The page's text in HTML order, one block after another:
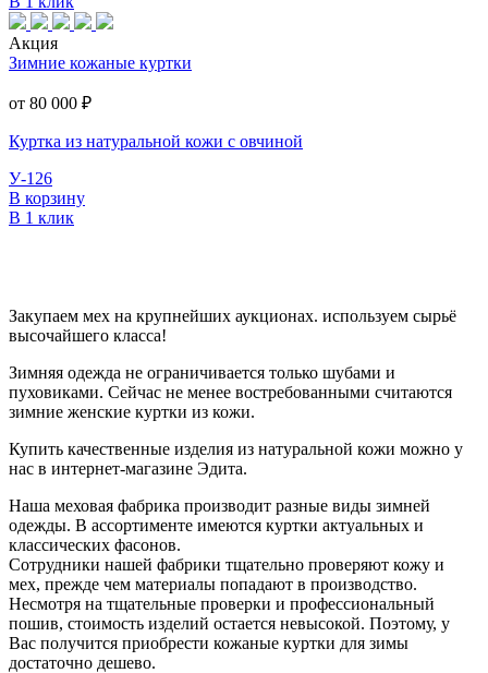
Акция
Зимние кожаные куртки
от 80 000 ₽
Куртка из натуральной кожи с овчиной
У-126
В корзину
В 1 клик
Закупаем мех на крупнейших аукционах. используем сырьё
высочайшего класса!
Зимняя одежда не ограничивается только шубами и
пуховиками. Сейчас не менее востребованными считаются
зимние женские куртки из кожи.
Купить качественные изделия из натуральной кожи можно у
нас в интернет-магазине Эдита.
Наша меховая фабрика производит разные виды зимней
одежды. В ассортименте имеются куртки актуальных и
классических фасонов.
Сотрудники нашей фабрики тщательно проверяют кожу и
мех, прежде чем материалы попадают в производство.
Несмотря на тщательные проверки и профессиональный
пошив, стоимость изделий остается невысокой. Поэтому, у
Вас получится приобрести кожаные куртки для зимы
достаточно дешево.